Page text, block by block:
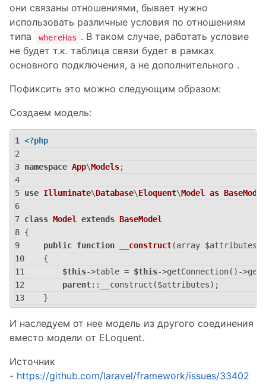
они связаны отношениями, бывает нужно
использовать различные условия по отношениям
типа
whereHas . В таком случае, работать условие
не будет т.к. таблица связи будет в рамках
основного подключения, а не дополнительного .
Пофиксить это можно следующим образом:
Создаем модель:
<?php
namespace App\Models;
use Illuminate\Database\Eloquent\Model as BaseModel
class Model extends BaseModel
{
public function __construct(array $attributes
    {
$this->table = $this->getConnection()-
parent::__construct($attributes);
    }
}
И наследуем от нее модель из другого соединения
вместо модели от ELoquent.
Источник
- https://github.com/laravel/framework/issues/33402